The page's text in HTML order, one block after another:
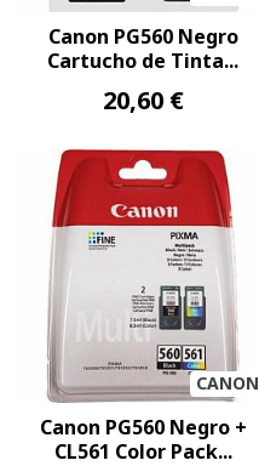
Canon PG560 Negro
Cartucho de Tinta...
20,60 €
CANON
Canon PG560 Negro +
CL561 Color Pack...